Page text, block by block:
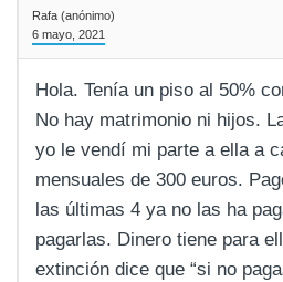
Rafa (anónimo)
6 mayo, 2021
Hola. Tenía un piso al 50%
No hay matrimonio ni hijos.
yo le vendí mi parte a ella a
mensuales de 300 euros.
las últimas 4 ya no las ha
pagarlas. Dinero tiene para
extinción dice que “si no